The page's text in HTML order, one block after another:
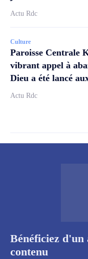
Actu Rdc
Culture
Paroisse Centrale
vibrant appel à
Dieu a été lancé
Actu Rdc
Bénéficiez d'un
contenu